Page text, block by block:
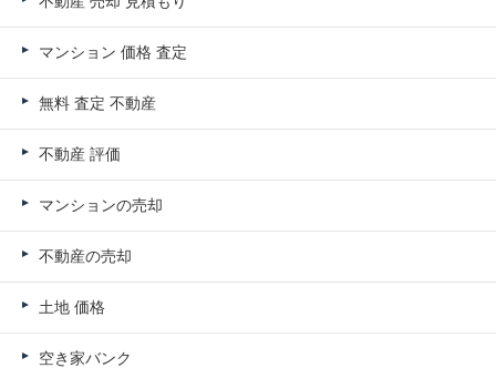
マンション 価格 査定
無料 査定 不動産
不動産 評価
マンションの売却
不動産の売却
土地 価格
空き家バンク